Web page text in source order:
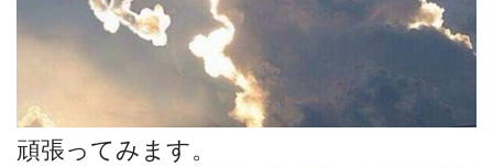
頑張ってみます。